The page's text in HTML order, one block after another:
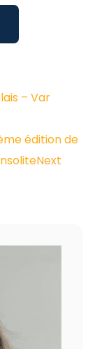
– Var
édition de
Next